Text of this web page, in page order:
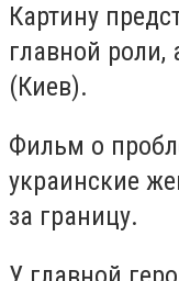
Картину
главной
(Киев).
Фильм о
украинские
за границу.